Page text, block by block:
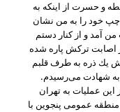
و حسرت از اینكه به
خود را به من نشان
آمد و از كنار دستم
اصابت تركش پاره شده
یك ذره به طرف قلبم
شهادت می‌رسیدم.
عملیات به تهران
12 آبان 62 در عملیات والفجر 4 و منطقه عمومی پنجوین با